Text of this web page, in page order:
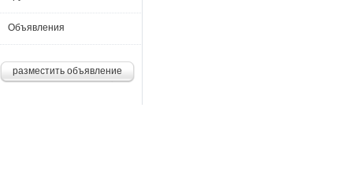
Объявления
разместить объявление